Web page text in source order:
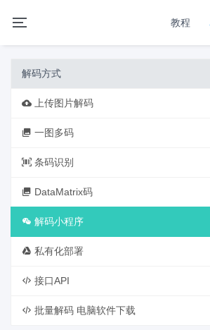
教程
解码方式
上传图片解码
一图多码
条码识别
DataMatrix码
解码小程序
私有化部署
接口API
批量解码 电脑软件下载